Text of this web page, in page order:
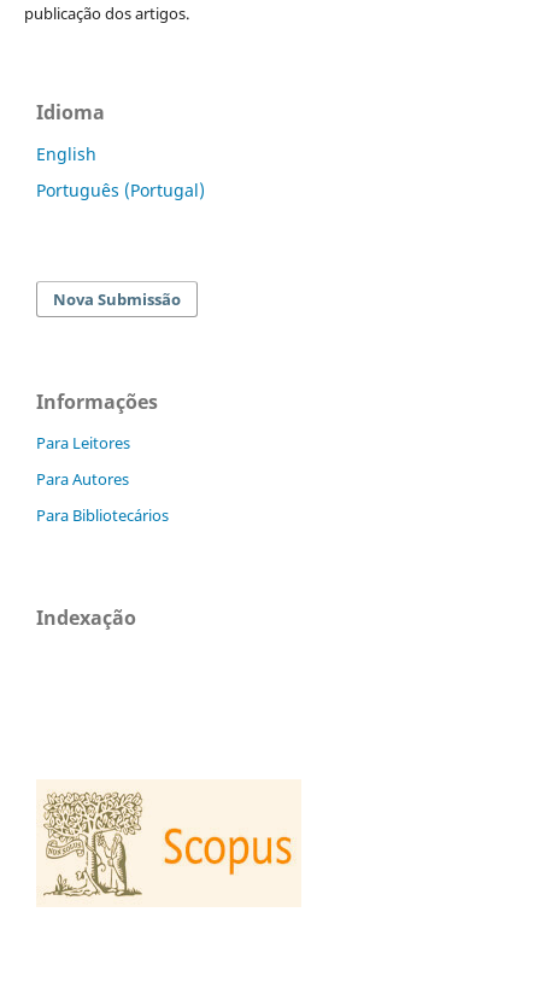
publicação dos artigos.
Idioma
English
Português (Portugal)
Nova Submissão
Informações
Para Leitores
Para Autores
Para Bibliotecários
Indexação